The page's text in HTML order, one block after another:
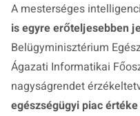
A mesterséges
is egyre erőteljesebben
Belügyminisztérium
Ágazati Informatikai
nagyságrendet
egészségügyi piac